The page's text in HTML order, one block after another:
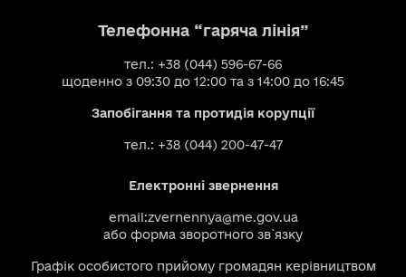
Телефонна “гаряча лінія”
тел.: +38 (044) 596-67-66
щоденно з 09:30 до 12:00 та з 14:00 до 16:45
Запобігання та протидія корупції
тел.: +38 (044) 200-47-47
Електронні звернення
email:zvernennya@me.gov.ua
або форма зворотного зв`язку
Графік особистого прийому громадян керівництвом